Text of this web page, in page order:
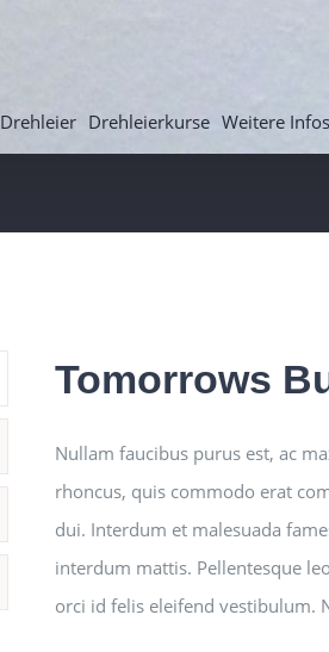
Drehleier Drehleierkurse Weitere Infos
Tomorrows
Nullam faucibus purus est, ac
rhoncus, quis commodo erat
dui. Interdum et malesuada
interdum mattis. Pellentesque
orci id felis eleifend vestibulum.